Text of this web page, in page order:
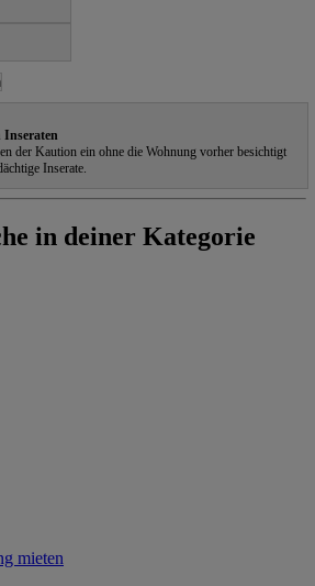
Inseraten
der Kaution ein ohne die Wohnung vorher besichtigt
Inserate.
in deiner Kategorie
mieten